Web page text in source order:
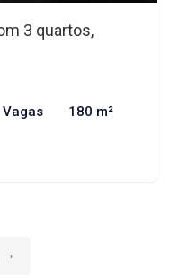
3 quartos,
Vagas 180 m²
›